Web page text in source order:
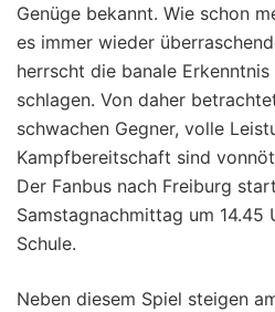
Genüge bekannt. Wie schon
es immer wieder
herrscht die banale
schlagen. Von daher
schwachen Gegner, volle
Kampfbereitschaft sind
Der Fanbus nach Freiburg
Samstagnachmittag um 14.45
Schule.
Neben diesem Spiel steigen